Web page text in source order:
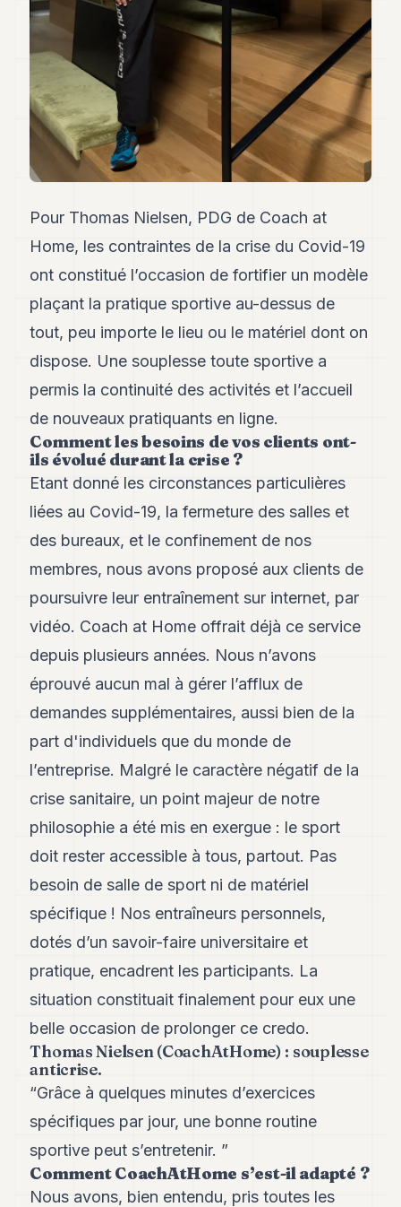
27
Andy
24
Andy
23
Andy
Andy
Andy
19
Andy
Andy
16
15
Andy
14
Andy
Andy
12
Andy
11
10
Andy
9
Andy
Andy
7
6
Andy
5
Andy
TECH
ART
DE
VIVRE
ARTS
POLITIQUE
IMMOBILIER
PRIVATE
EQUITY
SPORT
JURIDIQUE
ENTREPRISES
Pour Thomas Nielsen, PDG de Coach at
Home, les contraintes de la crise du Covid-19
ont constitué l’occasion de fortifier un modèle
plaçant la pratique sportive au-dessus de
tout, peu importe le lieu ou le matériel dont on
dispose. Une souplesse toute sportive a
permis la continuité des activités et l’accueil
de nouveaux pratiquants en ligne.
Comment les besoins de vos clients ont-
ils évolué durant la crise ?
Etant donné les circonstances particulières
liées au Covid-19, la fermeture des salles et
des bureaux, et le confinement de nos
membres, nous avons proposé aux clients de
poursuivre leur entraînement sur internet, par
vidéo. Coach at Home offrait déjà ce service
depuis plusieurs années. Nous n’avons
éprouvé aucun mal à gérer l’afflux de
demandes supplémentaires, aussi bien de la
part d'individuels que du monde de
l’entreprise. Malgré le caractère négatif de la
crise sanitaire, un point majeur de notre
philosophie a été mis en exergue : le sport
doit rester accessible à tous, partout. Pas
besoin de salle de sport ni de matériel
spécifique ! Nos entraîneurs personnels,
dotés d’un savoir-faire universitaire et
pratique, encadrent les participants. La
situation constituait finalement pour eux une
belle occasion de prolonger ce credo.
Thomas Nielsen (CoachAtHome) : souplesse
anticrise.
“Grâce à quelques minutes d’exercices
spécifiques par jour, une bonne routine
sportive peut s’entretenir. ”
Comment CoachAtHome s’est-il adapté ?
Nous avons, bien entendu, pris toutes les